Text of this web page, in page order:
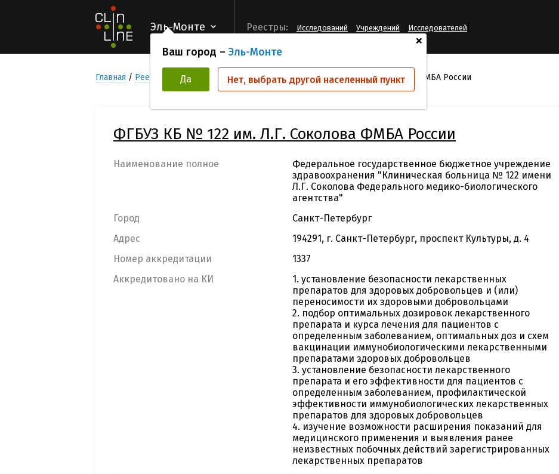
Эль-Монте
+
Ваш город – Эль-Монте
Да Нет, выбрать другой населенный пункт
Реестры: Исследований Учреждений Исследователей
Главная Реестр Медицинских учреждений ФГБУЗ КБ № 122 им. Л.Г. Соколова ФМБА России
ФГБУЗ КБ № 122 им. Л.Г. Соколова ФМБА России
Наименование полное
Федеральное государственное бюджетное учреждение
здравоохранения "Клиническая больница № 122 имени
Л.Г. Соколова Федерального медико-биологического
агентства"
Город
Санкт-Петербург
Адрес
194291, г. Санкт-Петербург, проспект Культуры, д. 4
Номер аккредитации
1337
Аккредитовано на КИ
1. установление безопасности лекарственных
препаратов для здоровых добровольцев и (или)
переносимости их здоровыми добровольцами
2. подбор оптимальных дозировок лекарственного
препарата и курса лечения для пациентов с
определенным заболеванием, оптимальных доз и схем
вакцинации иммунобиологическими лекарственными
препаратами здоровых добровольцев
3. установление безопасности лекарственного
препарата и его эффективности для пациентов с
определенным заболеванием, профилактической
эффективности иммунобиологических лекарственных
препаратов для здоровых добровольцев
4. изучение возможности расширения показаний для
медицинского применения и выявления ранее
неизвестных побочных действий зарегистрированных
лекарственных препаратов